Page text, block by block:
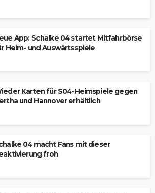
App: Schalke 04 startet Mitfahrbörse
Heim- und Auswärtsspiele
Karten für S04-Heimspiele gegen
und Hannover erhältlich
04 macht Fans mit dieser
froh